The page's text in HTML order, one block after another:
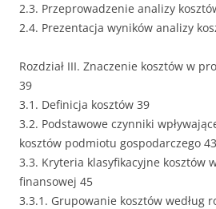
2.3. Przeprowadzenie analizy
2.4. Prezentacja wyników analizy
Rozdział III. Znaczenie kosztów w
39
3.1. Definicja kosztów 39
3.2. Podstawowe czynniki
kosztów podmiotu gospodarczego 43
3.3. Kryteria klasyfikacyjne kosztów
finansowej 45
3.3.1. Grupowanie kosztów według